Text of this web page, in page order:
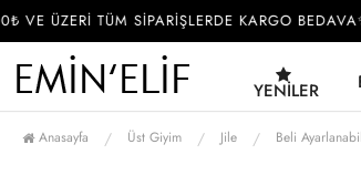
ÜZERİ TÜM SİPARİŞLERDE KARGO BEDAVA✨
YENILER
Anasayfa Üst Giyim Jile Beli